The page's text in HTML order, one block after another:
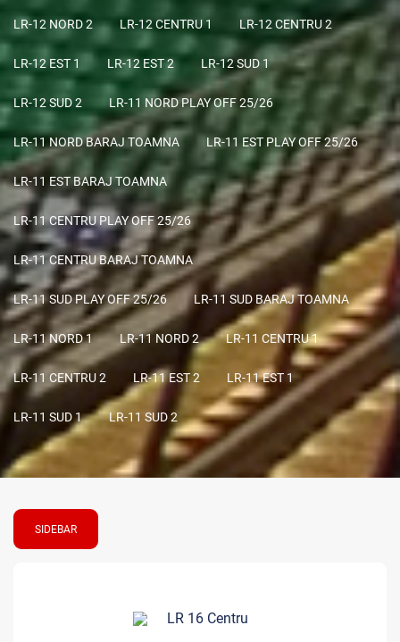
LR-12 NORD 2 LR-12 CENTRU 1 LR-12 CENTRU 2
LR-12 EST 1 LR-12 EST 2 LR-12 SUD 1
LR-12 SUD 2 LR-11 NORD PLAY OFF 25/26
LR-11 NORD BARAJ TOAMNA LR-11 EST PLAY OFF 25/26
LR-11 EST BARAJ TOAMNA
LR-11 CENTRU PLAY OFF 25/26
LR-11 CENTRU BARAJ TOAMNA
LR-11 SUD PLAY OFF 25/26 LR-11 SUD BARAJ TOAMNA
LR-11 NORD 1 LR-11 NORD 2 LR-11 CENTRU 1
LR-11 CENTRU 2 LR-11 EST 2 LR-11 EST 1
LR-11 SUD 1 LR-11 SUD 2
SIDEBAR